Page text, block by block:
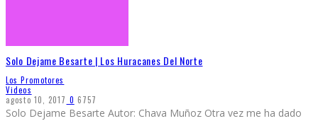
Solo Dejame Besarte | Los Huracanes Del Norte
Los Promotores
Videos
agosto 10, 2017 0 6757
Solo Dejame Besarte Autor: Chava Muñoz Otra vez me ha dado